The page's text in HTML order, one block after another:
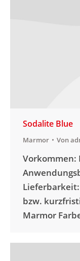
Sodalite Blue
Marmor Von
Vorkommen:
bzw.
Marmor